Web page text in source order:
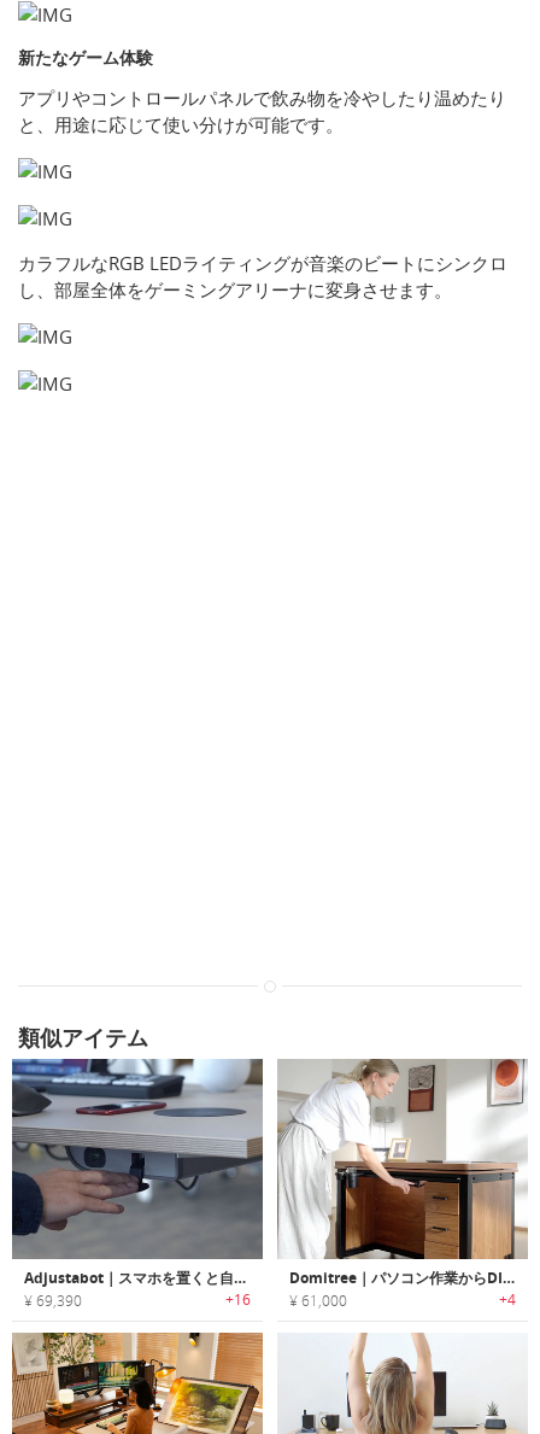
新たなゲーム体験
アプリやコントロールパネルで飲み物を冷やしたり温めたり
と、用途に応じて使い分けが可能です。
カラフルなRGB LEDライティングが音楽のビートにシンクロ
し、部屋全体をゲーミングアリーナに変身させます。
類似アイテム
Adjustabot｜スマホを置くと自動で高さ調整するオールインワンスタンドデスク「アジャスタボット」
¥ 69,390 +16
Domitree｜パソコン作業からDIYまでこれひとつで叶える昇降デスク
¥ 61,000 +4